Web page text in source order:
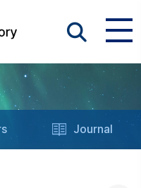
Journal